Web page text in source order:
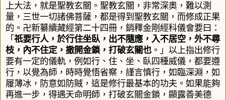
上大法，就是聖教玄關。 聖教玄關 ，非常深奧，難以測
量，三世一切諸佛菩薩，都是得到聖教玄關，而修成正果
的。 卍新纂續藏經第二十四冊，銷釋金剛經科儀會要曰：
「 祇要行人，於行住坐臥，出不隨應，入不居空，外不尋
枝，內不住定，撤開金鎖，打破玄關也。」 以上指出修行
要有一定的儀軌，例如行、住、坐、臥四種威儀，都要遵
行，以覺為師，時時覺悟省察，謹言慎行，如臨深淵，如
履薄冰，防意如防賊，這是修行最基本的功夫。如果能夠
再進一步，得遇天命明師，打破玄關金鎖，顯露善美德